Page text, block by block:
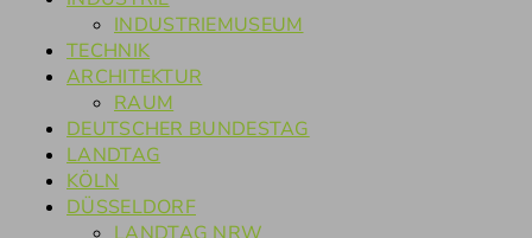
INDUSTRIEMUSEUM
TECHNIK
ARCHITEKTUR
RAUM
DEUTSCHER BUNDESTAG
LANDTAG
KÖLN
DÜSSELDORF